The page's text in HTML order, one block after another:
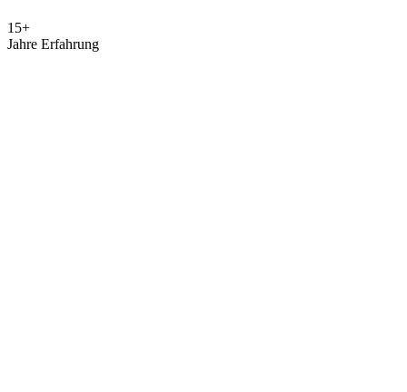
15+
Jahre Erfahrung